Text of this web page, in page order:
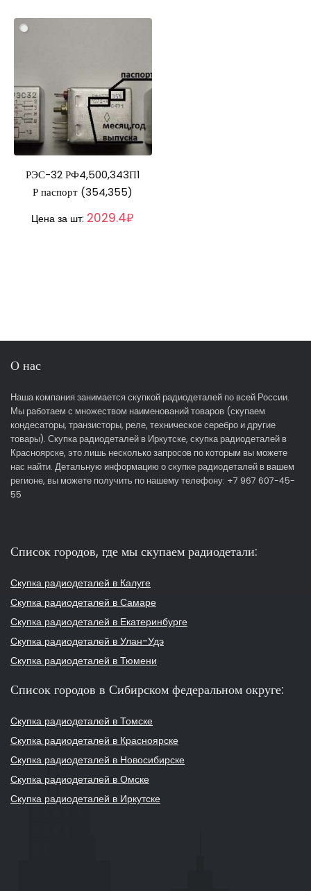
РЭС-32 РФ4,500,343П1
Р паспорт (354,355)
Цена за шт: 2029.4₽
О нас
Наша компания занимается скупкой радиодеталей по всей России.
Мы работаем с множеством наименований товаров (скупаем
кондесаторы, транзисторы, реле, техническое серебро и другие
товары). Скупка радиодеталей в Иркутске, скупка радиодеталей в
Красноярске, это лишь несколько запросов по которым вы можете
нас найти. Детальную информацию о скупке радиодеталей в вашем
регионе, вы можете получить по нашему телефону: +7 967 607-45-
55
Список городов, где мы скупаем радиодетали:
Скупка радиодеталей в Калуге
Скупка радиодеталей в Самаре
Скупка радиодеталей в Екатеринбурге
Скупка радиодеталей в Улан-Удэ
Скупка радиодеталей в Тюмени
Список городов в Сибирском федеральном округе:
Скупка радиодеталей в Томске
Скупка радиодеталей в Красноярске
Скупка радиодеталей в Новосибирске
Скупка радиодеталей в Омске
Скупка радиодеталей в Иркутске